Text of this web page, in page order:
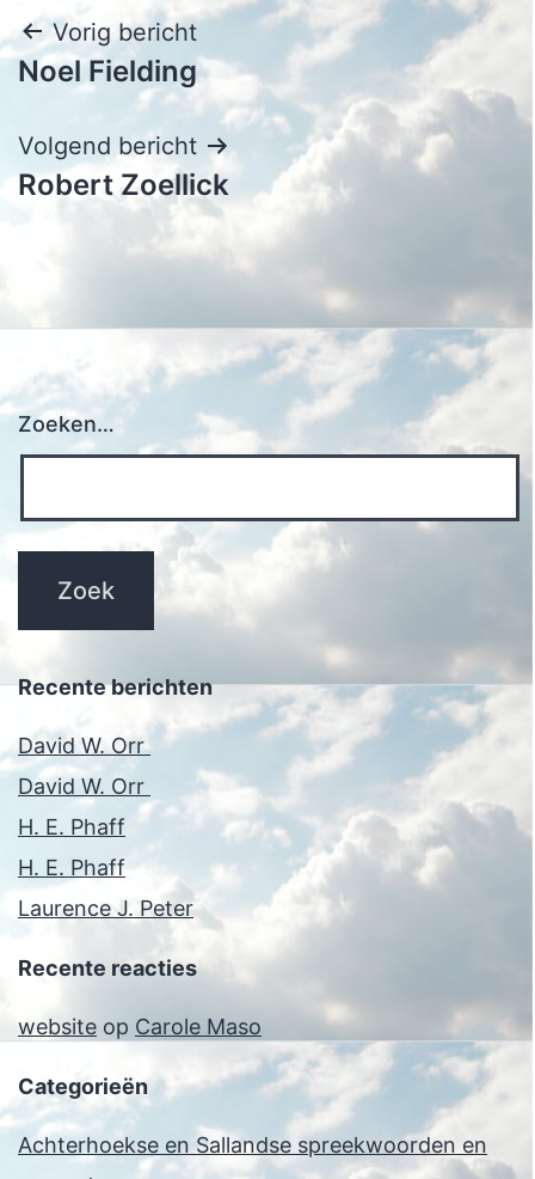
Bericht
navigatie
Vorig bericht
Noel Fielding
Volgend bericht
Robert Zoellick
Zoeken…
Recente berichten
David W. Orr
David W. Orr
H. E. Phaff
H. E. Phaff
Laurence J. Peter
Recente reacties
website op Carole Maso
Categorieën
Achterhoekse en Sallandse spreekwoorden en